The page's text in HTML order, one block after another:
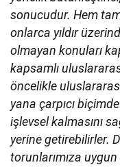
sonucudur. Hem
onlarca yıldır
olmayan konuları
kapsamlı
öncelikle
yana çarpıcı
işlevsel kalmasını
yerine getirebilirler.
torunlarımıza